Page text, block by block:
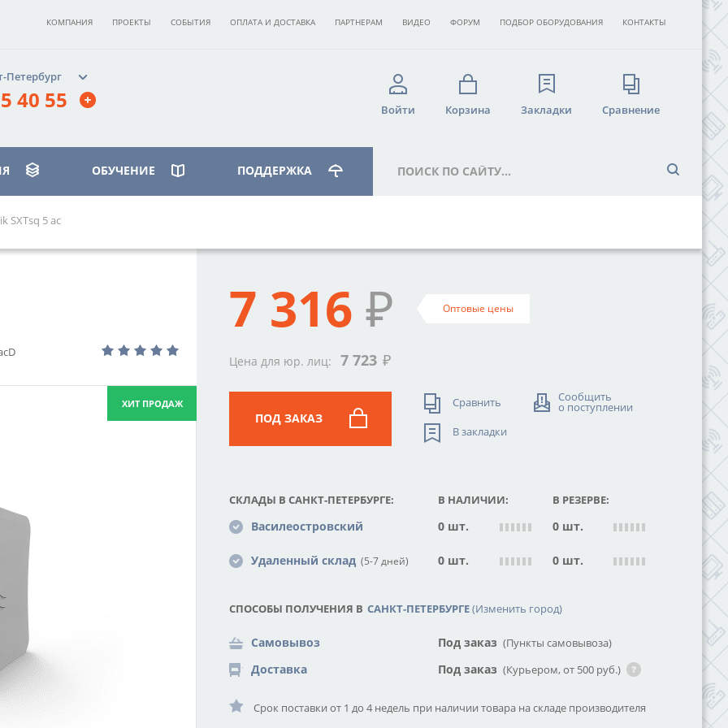
КОМПАНИЯ ПРОЕКТЫ СОБЫТИЯ ОПЛАТА И ДОСТАВКА ПАРТНЕРАМ ВИДЕО ФОРУМ ПОДБОР ОБОРУДОВАНИЯ КОНТАКТЫ
Петербург
40 55 Войти Корзина Закладки Сравнение
ОБУЧЕНИЕ ПОДДЕРЖКА
SXTsq 5 ac
ХИТ ПРОДАЖ
7 316 ₽ Оптовые цены
Цена для юр. лиц: 7 723 ₽
ПОД ЗАКАЗ
Сравнить
В закладки
Сообщить
о поступлении
СКЛАДЫ В САНКТ-ПЕТЕРБУРГЕ: В НАЛИЧИИ: В РЕЗЕРВЕ:
Василеостровский 0 шт. 0 шт.
Удаленный склад (5-7 дней) 0 шт. 0 шт.
СПОСОБЫ ПОЛУЧЕНИЯ В САНКТ-ПЕТЕРБУРГЕ(Изменить город)
Самовывоз Под заказ (Пункты самовывоза)
Доставка Под заказ (Курьером, от 500 руб.)
Срок поставки от 1 до 4 недель при наличии товара на складе производителя